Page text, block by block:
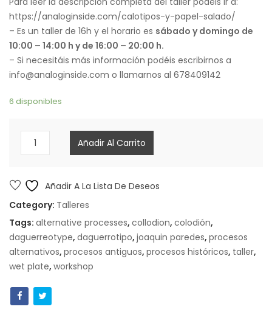
https://analoginside.com/calotipos-y-papel-salado/
– Es un taller de 16h y el horario es sábado y domingo de
10:00 – 14:00 h y de 16:00 – 20:00 h.
– Si necesitáis más información podéis escribirnos a
info@analoginside.com o llamarnos al 678409142
6 disponibles
Taller
de
Salado
cantidad
Añadir Al Carrito
Añadir A La Lista De Deseos
Category: Talleres
Tags: alternative processes, collodion, colodión,
daguerreotype, daguerrotipo, joaquin paredes, procesos
alternativos, procesos antiguos, procesos históricos, taller,
wet plate, workshop